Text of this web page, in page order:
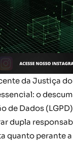
da Justiça
o
de Dados
dupla
quanto perante